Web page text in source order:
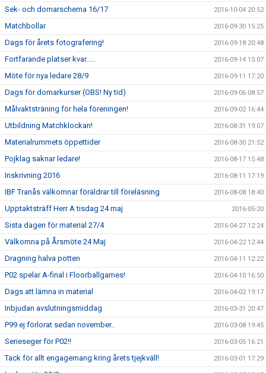
Sek- och domarschema 16/17 2016-10-04 20:52
Matchbollar 2016-09-30 15:25
Dags för årets fotografering! 2016-09-18 20:48
Fortfarande platser kvar..... 2016-09-14 15:07
Möte för nya ledare 28/9 2016-09-11 17:20
Dags för domarkurser (OBS! Ny tid) 2016-09-06 08:57
Målvaktsträning för hela föreningen! 2016-09-02 16:44
Utbildning Matchklockan! 2016-08-31 19:07
Materialrummets öppettider 2016-08-30 21:52
Pojklag saknar ledare! 2016-08-17 15:48
Inskrivning 2016 2016-08-11 17:19
IBF Tranås välkomnar föräldrar till föreläsning 2016-08-08 18:40
Upptaktsträff Herr A tisdag 24 maj 2016-05-20
Sista dagen för material 27/4 2016-04-27 12:24
Välkomna på Årsmöte 24 Maj 2016-04-22 12:44
Dragning halva potten 2016-04-11 12:22
P02 spelar A-final i Floorballgames! 2016-04-10 16:50
Dags att lämna in material 2016-04-02 19:17
Inbjudan avslutningsmiddag 2016-03-31 20:47
P99 ej förlorat sedan november.. 2016-03-08 19:45
Serieseger för P02!! 2016-03-05 16:21
Tack för allt engagemang kring årets tjejkväll! 2016-03-01 17:29